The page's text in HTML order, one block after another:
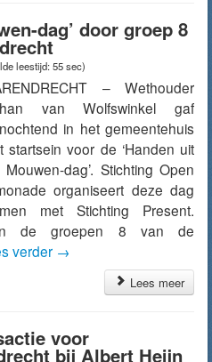
dag’ door groep 8
leestijd: 55 sec)
– Wethouder
van Wolfswinkel gaf
in het gemeentehuis
startsein voor de ‘Handen uit
Mouwen-dag’. Stichting Open
organiseert deze dag
met Stichting Present.
de groepen 8 van de
verder →
Lees meer
voor
bij Albert Heijn